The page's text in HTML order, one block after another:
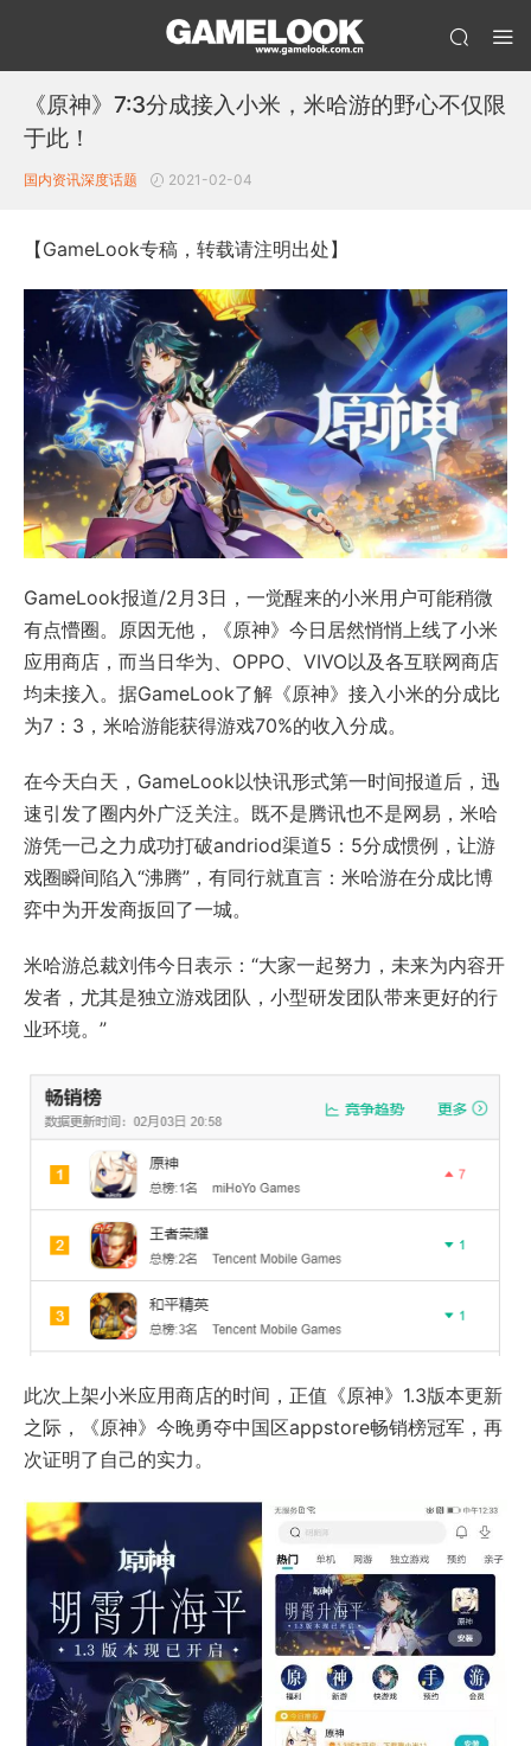
《原神》7:3分成接入小米，米哈游的野心不仅限
于此！
国内资讯深度话题 2021-02-04
【GameLook专稿，转载请注明出处】
GameLook报道/2月3日，一觉醒来的小米用户可能稍微
有点懵圈。原因无他，《原神》今日居然悄悄上线了小米
应用商店，而当日华为、OPPO、VIVO以及各互联网商店
均未接入。据GameLook了解《原神》接入小米的分成比
为7：3，米哈游能获得游戏70%的收入分成。
在今天白天，GameLook以快讯形式第一时间报道后，迅
速引发了圈内外广泛关注。既不是腾讯也不是网易，米哈
游凭一己之力成功打破andriod渠道5：5分成惯例，让游
戏圈瞬间陷入“沸腾”，有同行就直言：米哈游在分成比博
弈中为开发商扳回了一城。
米哈游总裁刘伟今日表示：“大家一起努力，未来为内容开
发者，尤其是独立游戏团队，小型研发团队带来更好的行
业环境。”
此次上架小米应用商店的时间，正值《原神》1.3版本更新
之际，《原神》今晚勇夺中国区appstore畅销榜冠军，再
次证明了自己的实力。